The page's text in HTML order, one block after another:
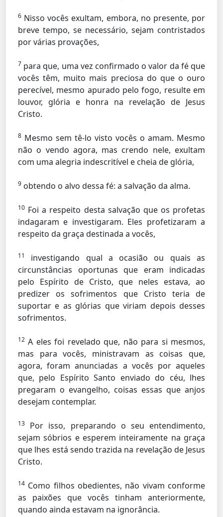
6 Nisso vocês exultam, embora, no presente, por
breve tempo, se necessário, sejam contristados
por várias provações,
7 para que, uma vez confirmado o valor da fé que
vocês têm, muito mais preciosa do que o ouro
perecível, mesmo apurado pelo fogo, resulte em
louvor, glória e honra na revelação de Jesus
Cristo.
8 Mesmo sem tê-lo visto vocês o amam. Mesmo
não o vendo agora, mas crendo nele, exultam
com uma alegria indescritível e cheia de glória,
9 obtendo o alvo dessa fé: a salvação da alma.
10 Foi a respeito desta salvação que os profetas
indagaram e investigaram. Eles profetizaram a
respeito da graça destinada a vocês,
11
investigando qual a ocasião ou quais as
circunstâncias oportunas que eram indicadas
pelo Espírito de Cristo, que neles estava, ao
predizer os sofrimentos que Cristo teria de
suportar e as glórias que viriam depois desses
sofrimentos.
12 A eles foi revelado que, não para si mesmos,
mas para vocês, ministravam as coisas que,
agora, foram anunciadas a vocês por aqueles
que, pelo Espírito Santo enviado do céu, lhes
pregaram o evangelho, coisas essas que anjos
desejam contemplar.
13
Por isso, preparando o seu entendimento,
sejam sóbrios e esperem inteiramente na graça
que lhes está sendo trazida na revelação de Jesus
Cristo.
14 Como filhos obedientes, não vivam conforme
as paixões que vocês tinham anteriormente,
quando ainda estavam na ignorância.